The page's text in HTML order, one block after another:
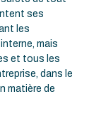
ses
les
mais
et tous les
dans le
matière de